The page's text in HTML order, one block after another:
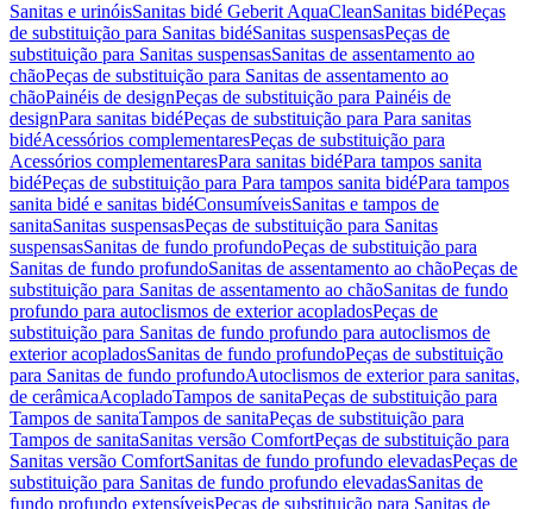
Sanitas e urinóisSanitas bidé Geberit AquaCleanSanitas bidéPeças
de substituição para Sanitas bidéSanitas suspensasPeças de
substituição para Sanitas suspensasSanitas de assentamento ao
chãoPeças de substituição para Sanitas de assentamento ao
chãoPainéis de designPeças de substituição para Painéis de
designPara sanitas bidéPeças de substituição para Para sanitas
bidéAcessórios complementaresPeças de substituição para
Acessórios complementaresPara sanitas bidéPara tampos sanita
bidéPeças de substituição para Para tampos sanita bidéPara tampos
sanita bidé e sanitas bidéConsumíveisSanitas e tampos de
sanitaSanitas suspensasPeças de substituição para Sanitas
suspensasSanitas de fundo profundoPeças de substituição para
Sanitas de fundo profundoSanitas de assentamento ao chãoPeças de
substituição para Sanitas de assentamento ao chãoSanitas de fundo
profundo para autoclismos de exterior acopladosPeças de
substituição para Sanitas de fundo profundo para autoclismos de
exterior acopladosSanitas de fundo profundoPeças de substituição
para Sanitas de fundo profundoAutoclismos de exterior para sanitas,
de cerâmicaAcopladoTampos de sanitaPeças de substituição para
Tampos de sanitaTampos de sanitaPeças de substituição para
Tampos de sanitaSanitas versão ComfortPeças de substituição para
Sanitas versão ComfortSanitas de fundo profundo elevadasPeças de
substituição para Sanitas de fundo profundo elevadasSanitas de
fundo profundo extensíveisPeças de substituição para Sanitas de